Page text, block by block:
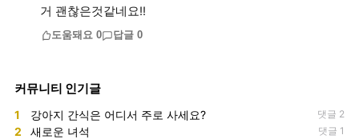
거 괜찮은것같네요!!
도움돼요 0 답글 0
커뮤니티 인기글
1 강아지 간식은 어디서 주로 사세요? 댓글 2
2 새로운 녀석 댓글 1